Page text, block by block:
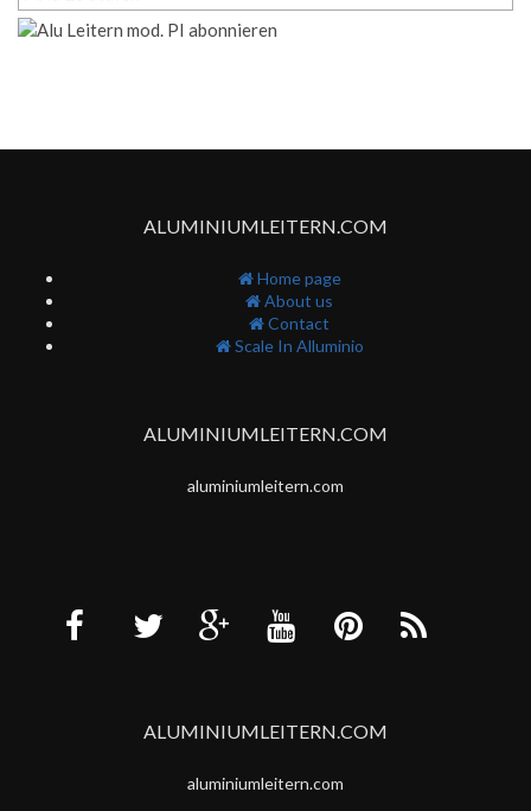
ALUMINIUMLEITERN.COM
Home page
About us
Contact
Scale In Alluminio
ALUMINIUMLEITERN.COM
aluminiumleitern.com
ALUMINIUMLEITERN.COM
aluminiumleitern.com